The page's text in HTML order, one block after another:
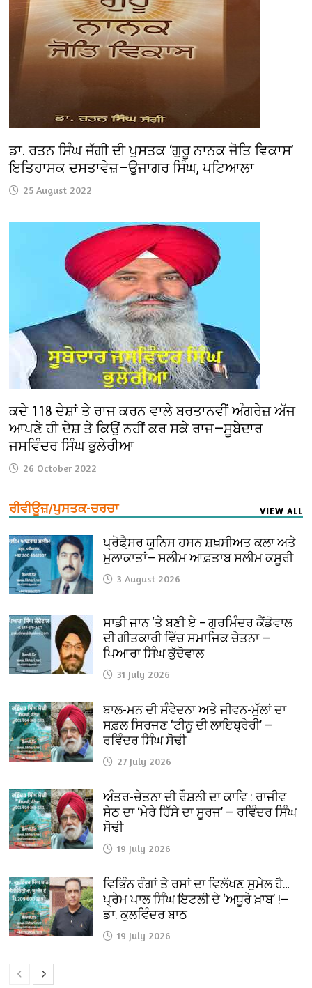
ਡਾ. ਰਤਨ ਸਿੰਘ ਜੱਗੀ ਦੀ ਪੁਸਤਕ ‘ਗੁਰੂ ਨਾਨਕ ਜੋਤਿ ਵਿਕਾਸ’
ਇਤਿਹਾਸਕ ਦਸਤਾਵੇਜ਼—ਉਜਾਗਰ ਸਿੰਘ, ਪਟਿਆਲਾ
25 August 2022
ਕਦੇ 118 ਦੇਸ਼ਾਂ ਤੇ ਰਾਜ ਕਰਨ ਵਾਲੇ ਬਰਤਾਨਵੀਂ ਅੰਗਰੇਜ਼ ਅੱਜ
ਆਪਣੇ ਹੀ ਦੇਸ਼ ਤੇ ਕਿਉਂ ਨਹੀਂ ਕਰ ਸਕੇ ਰਾਜ—ਸੂਬੇਦਾਰ
ਜਸਵਿੰਦਰ ਸਿੰਘ ਭੁਲੇਰੀਆ
26 October 2022
ਰੀਵੀਊਜ਼/ਪੁਸਤਕ-ਚਰਚਾ VIEW ALL
ਪ੍ਰੋਫੈ਼ਸਰ ਯੂਨਿਸ ਹਸਨ ਸ਼ਖ਼ਸੀਅਤ ਕਲਾ ਅਤੇ
ਮੁਲਾਕਾਤਾਂ— ਸਲੀਮ ਆਫ਼ਤਾਬ ਸਲੀਮ ਕਸੂਰੀ
3 August 2026
ਸਾਡੀ ਜਾਨ ‘ਤੇ ਬਣੀ ਏ – ਗੁਰਮਿੰਦਰ ਕੈਂਡੋਵਾਲ
ਦੀ ਗੀਤਕਾਰੀ ਵਿੱਚ ਸਮਾਜਿਕ ਚੇਤਨਾ —
ਪਿਆਰਾ ਸਿੰਘ ਕੁੱਦੋਵਾਲ
31 July 2026
ਬਾਲ-ਮਨ ਦੀ ਸੰਵੇਦਨਾ ਅਤੇ ਜੀਵਨ-ਮੁੱਲਾਂ ਦਾ
ਸਫ਼ਲ ਸਿਰਜਣ ‘ਟੀਨੂ ਦੀ ਲਾਇਬ੍ਰੇਰੀ’ —
ਰਵਿੰਦਰ ਸਿੰਘ ਸੋਢੀ
27 July 2026
ਅੰਤਰ-ਚੇਤਨਾ ਦੀ ਰੌਸ਼ਨੀ ਦਾ ਕਾਵਿ : ਰਾਜੀਵ
ਸੇਠ ਦਾ ‘ਮੇਰੇ ਹਿੱਸੇ ਦਾ ਸੂਰਜ’ — ਰਵਿੰਦਰ ਸਿੰਘ
ਸੋਢੀ
19 July 2026
ਵਿਭਿੰਨ ਰੰਗਾਂ ਤੇ ਰਸਾਂ ਦਾ ਵਿਲੱਖਣ ਸੁਮੇਲ ਹੈ…
ਪ੍ਰੇਮ ਪਾਲ ਸਿੰਘ ਇਟਲੀ ਦੇ ‘ਅਧੂਰੇ ਖ਼ਾਬ’ !—
ਡਾ. ਕੁਲਵਿੰਦਰ ਬਾਠ
19 July 2026